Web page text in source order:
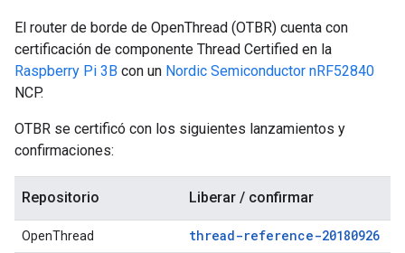
El router de borde de OpenThread (OTBR) cuenta con
certificación de componente Thread Certified en la
Raspberry Pi 3B con un Nordic Semiconductor nRF52840
NCP.
OTBR se certificó con los siguientes lanzamientos y
confirmaciones:
Repositorio Liberar / confirmar
OpenThread thread-reference-20180926